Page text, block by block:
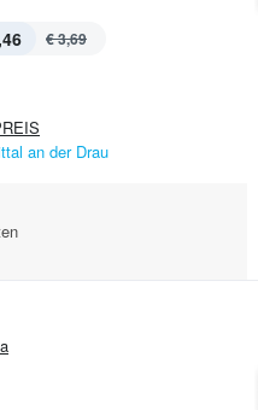
€ 3,69
an der Drau